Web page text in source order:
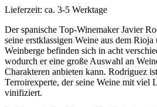
Lieferzeit: ca. 3-5 Werktage
Der spanische Top-Winemaker Javier
seine erstklassigen Weine aus dem
Weinberge befinden sich in acht
wodurch er eine große Auswahl an
Charakteren anbieten kann. Rodriguez
Terroirexperte, der seine Weine mit viel
vinifiziert.